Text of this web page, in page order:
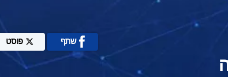
שתף פוסט